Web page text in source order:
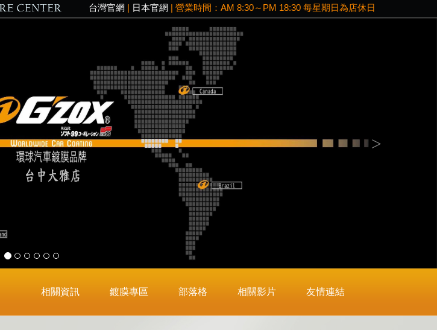
台灣官網 日本官網 | 營業時間：AM 8:30～PM 18:30 每星期日為店休日
相關資訊 鍍膜專區 部落格 相關影片 友情連結